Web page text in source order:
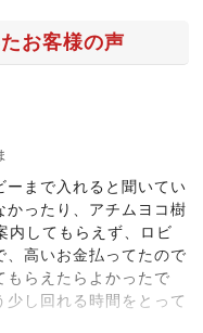
お客様の声
ーまで入れると聞いてい
かったり、アチムヨコ樹
内してもらえず、ロビ
、高いお金払ってたので
もらえたらよかったで
し回れる時間をとって